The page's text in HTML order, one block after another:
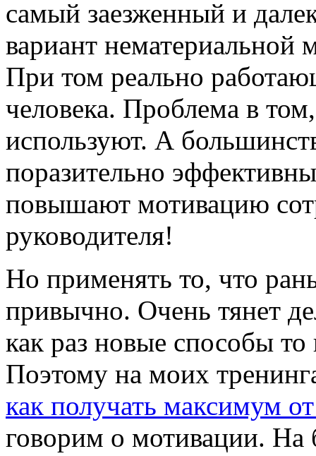
самый заезженный и
вариант
При том реально
человека. Проблема в
используют. А
поразительно
повышают мотивацию
руководителя!
Но применять то, что
привычно. Очень тянет
как раз новые способы
Поэтому на моих
как получать максимум
говорим о мотивации. На